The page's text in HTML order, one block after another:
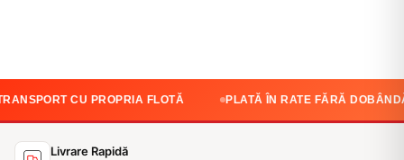
PROPRIA FLOTĂ PLATĂ ÎN RATE FĂRĂ DOBÂNDĂ
Livrare Rapidă